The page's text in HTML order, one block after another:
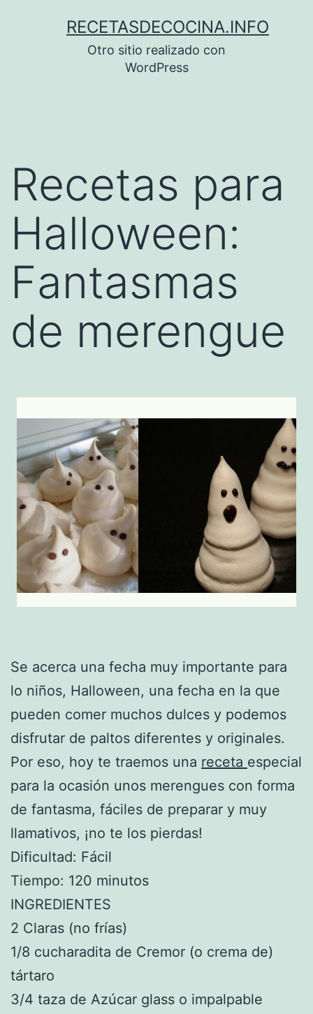
RECETASDECOCINA.INFO
Otro sitio realizado con
WordPress
Recetas para
Halloween:
Fantasmas
de merengue
Se acerca una fecha muy importante para
lo niños, Halloween, una fecha en la que
pueden comer muchos dulces y podemos
disfrutar de paltos diferentes y originales.
Por eso, hoy te traemos una receta especial
para la ocasión unos merengues con forma
de fantasma, fáciles de preparar y muy
llamativos, ¡no te los pierdas!
Dificultad: Fácil
Tiempo: 120 minutos
INGREDIENTES
2 Claras (no frías)
1/8 cucharadita de Cremor (o crema de)
tártaro
3/4 taza de Azúcar glass o impalpable